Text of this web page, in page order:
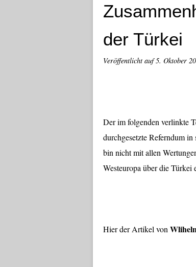
der Türkei
Veröffentlicht auf5. Oktober
Der im folgenden verlinkte
durchgesetzte Referndum
bin nicht mit allen
Westeuropa über die Türkei
Hier der Artikel von